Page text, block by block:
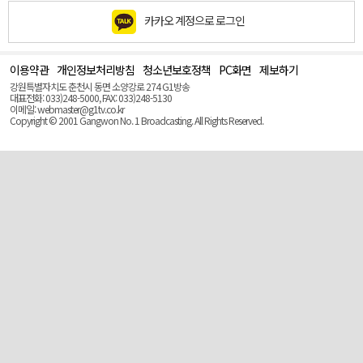
카카오 계정으로 로그인
이용약관 개인정보처리방침 청소년보호정책 PC화면 제보하기
강원특별자치도 춘천시 동면 소양강로 274 G1방송
대표전화: 033)248-5000, FAX: 033)248-5130
이메일: webmaster@g1tv.co.kr
Copyright © 2001 Gangwon No. 1 Broadcasting. All Rights Reserved.